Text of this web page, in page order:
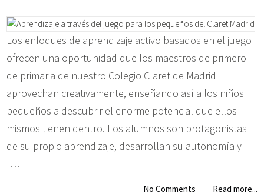
Los enfoques de aprendizaje activo basados en el juego
ofrecen una oportunidad que los maestros de primero
de primaria de nuestro Colegio Claret de Madrid
aprovechan creativamente, enseñando así a los niños
pequeños a descubrir el enorme potencial que ellos
mismos tienen dentro. Los alumnos son protagonistas
de su propio aprendizaje, desarrollan su autonomía y
[…]
No Comments Read more...